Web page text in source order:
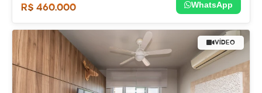
R$ 460.000 WhatsApp
VÍDEO